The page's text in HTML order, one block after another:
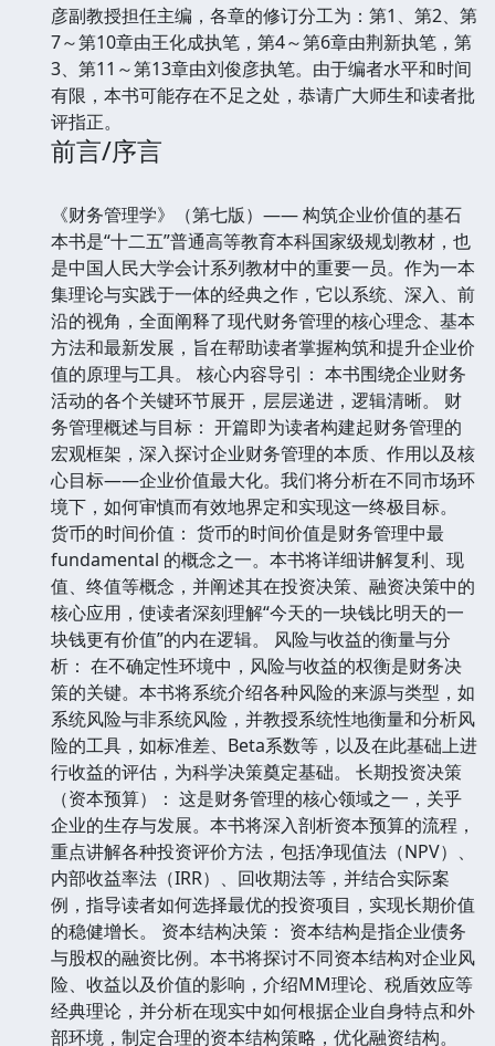
彦副教授担任主编，各章的修订分工为：第1、第2、第
7～第10章由王化成执笔，第4～第6章由荆新执笔，第
3、第11～第13章由刘俊彦执笔。由于编者水平和时间
有限，本书可能存在不足之处，恭请广大师生和读者批
评指正。
前言/序言
《财务管理学》（第七版）—— 构筑企业价值的基石
本书是“十二五”普通高等教育本科国家级规划教材，也
是中国人民大学会计系列教材中的重要一员。作为一本
集理论与实践于一体的经典之作，它以系统、深入、前
沿的视角，全面阐释了现代财务管理的核心理念、基本
方法和最新发展，旨在帮助读者掌握构筑和提升企业价
值的原理与工具。 核心内容导引： 本书围绕企业财务
活动的各个关键环节展开，层层递进，逻辑清晰。 财
务管理概述与目标： 开篇即为读者构建起财务管理的
宏观框架，深入探讨企业财务管理的本质、作用以及核
心目标——企业价值最大化。我们将分析在不同市场环
境下，如何审慎而有效地界定和实现这一终极目标。
货币的时间价值： 货币的时间价值是财务管理中最
fundamental 的概念之一。本书将详细讲解复利、现
值、终值等概念，并阐述其在投资决策、融资决策中的
核心应用，使读者深刻理解“今天的一块钱比明天的一
块钱更有价值”的内在逻辑。 风险与收益的衡量与分
析： 在不确定性环境中，风险与收益的权衡是财务决
策的关键。本书将系统介绍各种风险的来源与类型，如
系统风险与非系统风险，并教授系统性地衡量和分析风
险的工具，如标准差、Beta系数等，以及在此基础上进
行收益的评估，为科学决策奠定基础。 长期投资决策
（资本预算）： 这是财务管理的核心领域之一，关乎
企业的生存与发展。本书将深入剖析资本预算的流程，
重点讲解各种投资评价方法，包括净现值法（NPV）、
内部收益率法（IRR）、回收期法等，并结合实际案
例，指导读者如何选择最优的投资项目，实现长期价值
的稳健增长。 资本结构决策： 资本结构是指企业债务
与股权的融资比例。本书将探讨不同资本结构对企业风
险、收益以及价值的影响，介绍MM理论、税盾效应等
经典理论，并分析在现实中如何根据企业自身特点和外
部环境，制定合理的资本结构策略，优化融资结构。